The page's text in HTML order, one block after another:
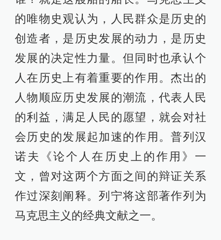
的唯物史观认为，人民群众是历史的
创造者，是历史发展的动力，是历史
发展的决定性力量。但同时也承认个
人在历史上有着重要的作用。杰出的
人物顺应历史发展的潮流，代表人民
的利益，满足人民的愿望，就会对社
会历史的发展起加速的作用。普列汉
诺夫《论个人在历史上的作用》一
文，曾对这两个方面之间的辩证关系
作过深刻阐释。列宁将这部著作列为
马克思主义的经典文献之一。